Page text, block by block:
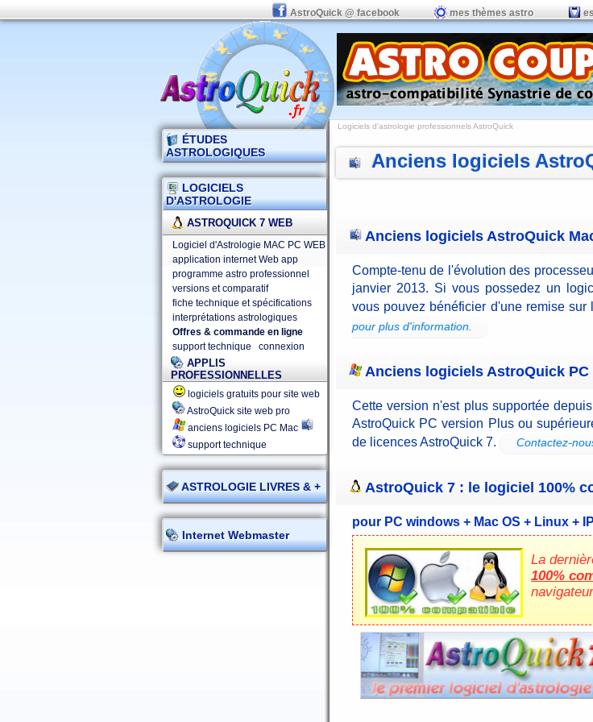
AstroQuick @ facebook mes thèmes astro
ÉTUDES
ASTROLOGIQUES
LOGICIELS
D'ASTROLOGIE
ASTROQUICK 7 WEB
Logiciel d'Astrologie MAC PC WEB
application internet Web app
programme astro professionnel
versions et comparatif
fiche technique et spécifications
interprétations astrologiques
Offres & commande en ligne
support technique
connexion
APPLIS
PROFESSIONNELLES
logiciels gratuits pour site web
AstroQuick site web pro
anciens logiciels PC Mac
support technique
ASTROLOGIE LIVRES & +
Internet Webmaster
Logiciels d'astrologie professionnels AstroQuick
Anciens logiciels
Anciens logiciels AstroQuick
Compte-tenu de l'évolution des
janvier 2013. Si vous possedez un
vous pouvez bénéficier d'une remise sur
pour plus d'information.
Anciens logiciels AstroQuick PC
Cette version n'est plus supportée
AstroQuick PC version Plus ou
de licences AstroQuick 7.
Contactez-
AstroQuick 7 : le logiciel 100%
pour PC windows + Mac OS + Linux +
La
100%